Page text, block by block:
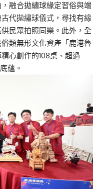
融合拋繡球緣定習俗與端
代拋繡球儀式，尋找有緣
民眾拍照同樂。此外，全
類無形文化資產「鹿港魯
心創作的108桌、超過
蘊。